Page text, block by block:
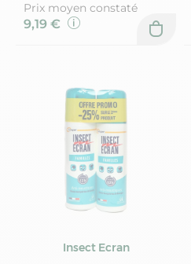
Prix moyen constaté
9,19 €
Insect Ecran